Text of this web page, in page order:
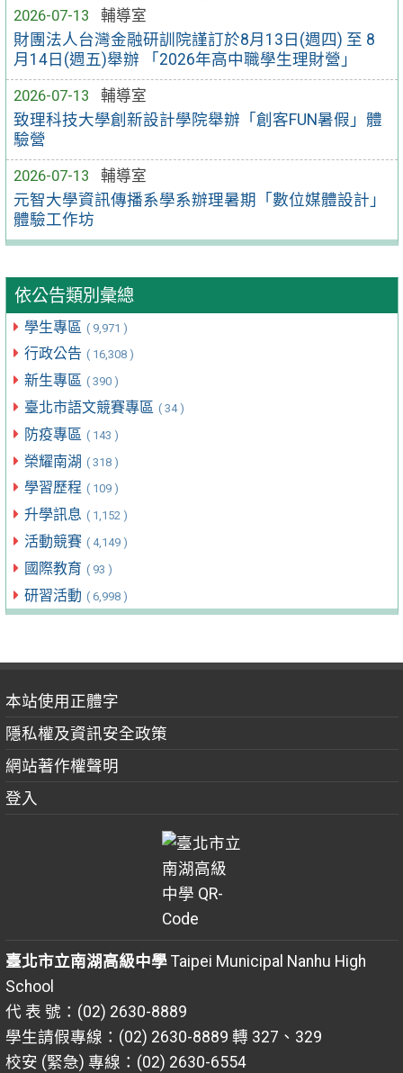
2026-07-13
輔導室
財團法人台灣金融研訓院謹訂於8月13日(週四) 至 8
月14日(週五)舉辦 「2026年高中職學生理財營」
2026-07-13
輔導室
致理科技大學創新設計學院舉辦「創客FUN暑假」體
驗營
2026-07-13
輔導室
元智大學資訊傳播系學系辦理暑期「數位媒體設計」
體驗工作坊
依公告類別彙總
學生專區 ( 9,971 )
行政公告 ( 16,308 )
新生專區 ( 390 )
臺北市語文競賽專區 ( 34 )
防疫專區 ( 143 )
榮耀南湖 ( 318 )
學習歷程 ( 109 )
升學訊息 ( 1,152 )
活動競賽 ( 4,149 )
國際教育 ( 93 )
研習活動 ( 6,998 )
本站使用正體字
隱私權及資訊安全政策
網站著作權聲明
登入
臺北市立南湖高級中學Taipei Municipal Nanhu High
School
代 表 號：(02) 2630-8889
學生請假專線：(02) 2630-8889 轉 327、329
校安 (緊急) 專線：(02) 2630-6554